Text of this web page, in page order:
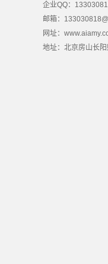
企业QQ：
邮箱：
网址：
地址： 北京房山长